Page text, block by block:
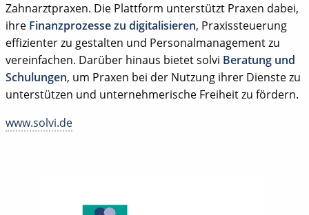
Zahnarztpraxen. Die Plattform unterstützt Praxen dabei,
ihre Finanzprozesse zu digitalisieren, Praxissteuerung
effizienter zu gestalten und Personalmanagement zu
vereinfachen. Darüber hinaus bietet solvi Beratung und
Schulungen, um Praxen bei der Nutzung ihrer Dienste zu
unterstützen und unternehmerische Freiheit zu fördern.
www.solvi.de